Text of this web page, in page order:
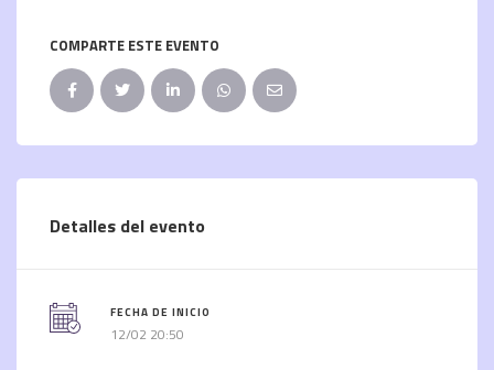
COMPARTE ESTE EVENTO
Detalles del evento
FECHA DE INICIO
12/02 20:50